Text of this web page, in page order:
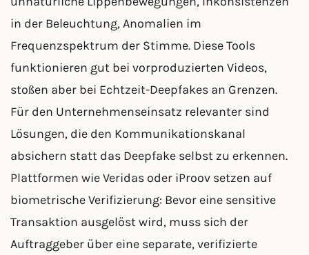
in der Beleuchtung, Anomalien im
Frequenzspektrum der Stimme. Diese Tools
funktionieren gut bei vorproduzierten Videos,
stoßen aber bei Echtzeit-Deepfakes an Grenzen.
Für den Unternehmenseinsatz relevanter sind
Lösungen, die den Kommunikationskanal
absichern statt das Deepfake selbst zu erkennen.
Plattformen wie Veridas oder iProov setzen auf
biometrische Verifizierung: Bevor eine sensitive
Transaktion ausgelöst wird, muss sich der
Auftraggeber über eine separate, verifizierte